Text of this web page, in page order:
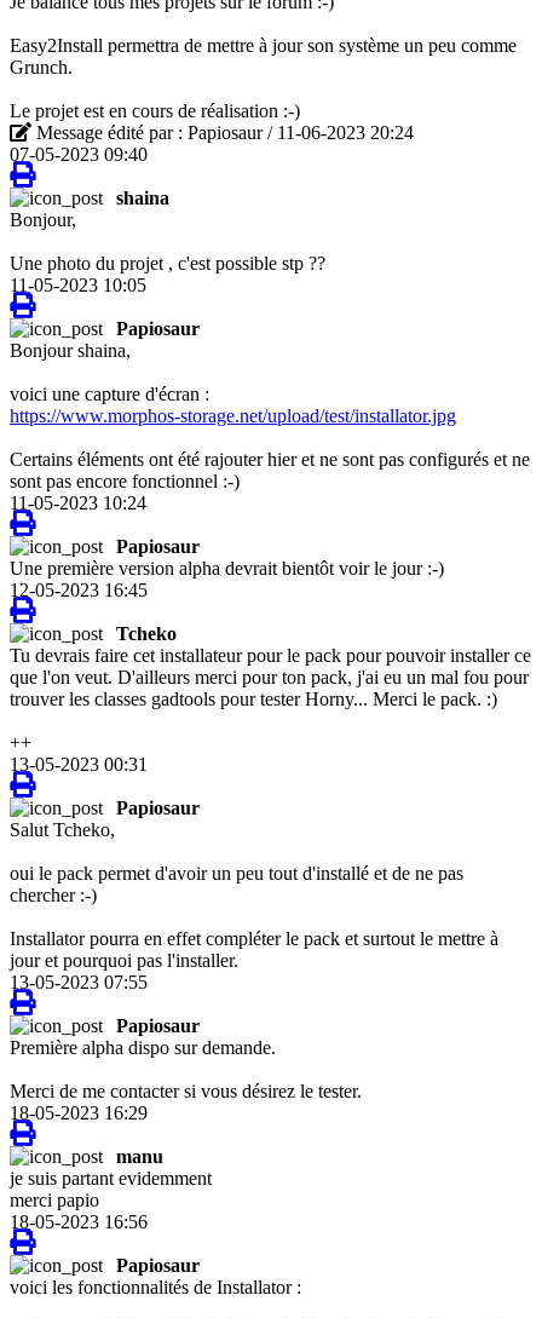
Easy2Install permettra de mettre à jour son système un peu comme
Grunch.
Le projet est en cours de réalisation :-)
Message édité par : Papiosaur / 11-06-2023 20:24
07-05-2023 09:40
shaina
Bonjour,
Une photo du projet , c'est possible stp ??
11-05-2023 10:05
Papiosaur
Bonjour shaina,
voici une capture d'écran :
https://www.morphos-storage.net/upload/test/installator.jpg
Certains éléments ont été rajouter hier et ne sont pas configurés et ne
sont pas encore fonctionnel :-)
11-05-2023 10:24
Papiosaur
Une première version alpha devrait bientôt voir le jour :-)
12-05-2023 16:45
Tcheko
Tu devrais faire cet installateur pour le pack pour pouvoir installer ce
que l'on veut. D'ailleurs merci pour ton pack, j'ai eu un mal fou pour
trouver les classes gadtools pour tester Horny... Merci le pack. :)
++
13-05-2023 00:31
Papiosaur
Salut Tcheko,
oui le pack permet d'avoir un peu tout d'installé et de ne pas
chercher :-)
Installator pourra en effet compléter le pack et surtout le mettre à
jour et pourquoi pas l'installer.
13-05-2023 07:55
Papiosaur
Première alpha dispo sur demande.
Merci de me contacter si vous désirez le tester.
18-05-2023 16:29
manu
je suis partant evidemment
merci papio
18-05-2023 16:56
Papiosaur
voici les fonctionnalités de Installator :